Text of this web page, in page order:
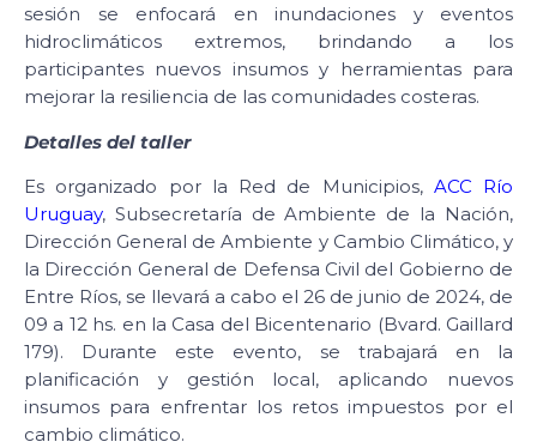
sesión se enfocará en inundaciones y eventos
hidroclimáticos extremos, brindando a los
participantes nuevos insumos y herramientas para
mejorar la resiliencia de las comunidades costeras.
Detalles del taller
Es organizado por la Red de Municipios, ACC Río
Uruguay, Subsecretaría de Ambiente de la Nación,
Dirección General de Ambiente y Cambio Climático, y
la Dirección General de Defensa Civil del Gobierno de
Entre Ríos, se llevará a cabo el 26 de junio de 2024, de
09 a 12 hs. en la Casa del Bicentenario (Bvard. Gaillard
179). Durante este evento, se trabajará en la
planificación y gestión local, aplicando nuevos
insumos para enfrentar los retos impuestos por el
cambio climático.